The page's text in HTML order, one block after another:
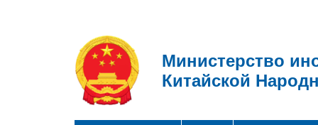
Министерство
Китайской